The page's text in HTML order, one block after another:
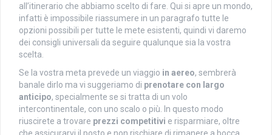
all’itinerario che abbiamo scelto di fare. Qui si apre un mondo,
infatti è impossibile riassumere in un paragrafo tutte le
opzioni possibili per tutte le mete esistenti, quindi vi daremo
dei consigli universali da seguire qualunque sia la vostra
scelta.
Se la vostra meta prevede un viaggio in aereo, sembrerà
banale dirlo ma vi suggeriamo di prenotare con largo
anticipo, specialmente se si tratta di un volo
intercontinentale, con uno scalo o più. In questo modo
riuscirete a trovare prezzi competitivi e risparmiare, oltre